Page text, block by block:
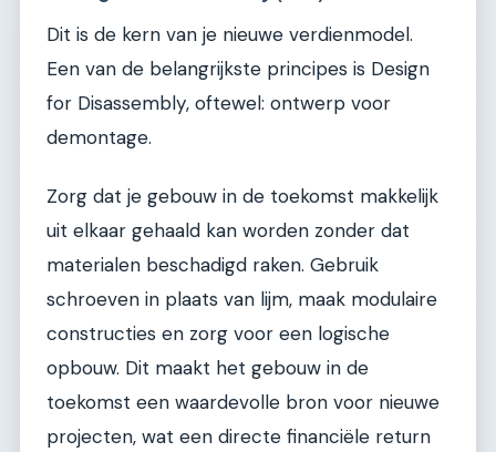
Dit is de kern van je nieuwe verdienmodel.
Een van de belangrijkste principes is Design
for Disassembly, oftewel: ontwerp voor
demontage.
Zorg dat je gebouw in de toekomst makkelijk
uit elkaar gehaald kan worden zonder dat
materialen beschadigd raken. Gebruik
schroeven in plaats van lijm, maak modulaire
constructies en zorg voor een logische
opbouw. Dit maakt het gebouw in de
toekomst een waardevolle bron voor nieuwe
projecten, wat een directe financiële return